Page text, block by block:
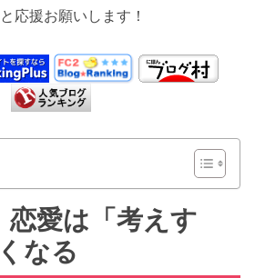
応援お願いします！
恋愛は「考えす
なる